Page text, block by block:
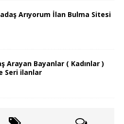
Arıyorum İlan Bulma Sitesi
Arayan Bayanlar ( Kadınlar )
Seri ilanlar